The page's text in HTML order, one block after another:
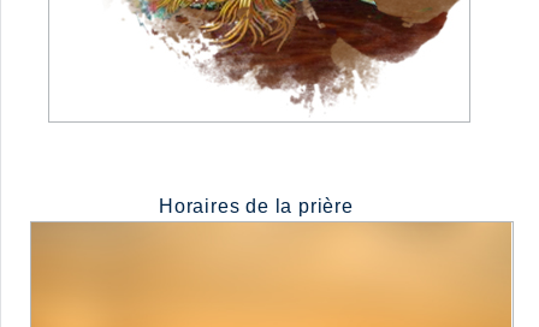
Horaires de la prière